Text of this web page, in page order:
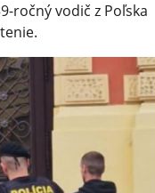
ročný vodič z Poľska